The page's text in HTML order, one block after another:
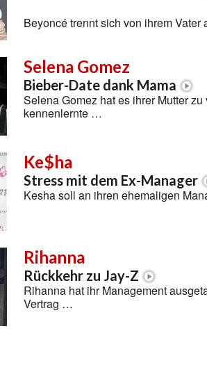
Beyoncé trennt sich von ihrem
Selena Gomez
Bieber-Date dank Mama
Selena Gomez hat es ihrer Mutter
kennenlernte …
Ke$ha
Stress mit dem Ex-Manager
Kesha soll an ihren ehemaligen
Rihanna
Rückkehr zu Jay-Z
Rihanna hat ihr Management
Vertrag …